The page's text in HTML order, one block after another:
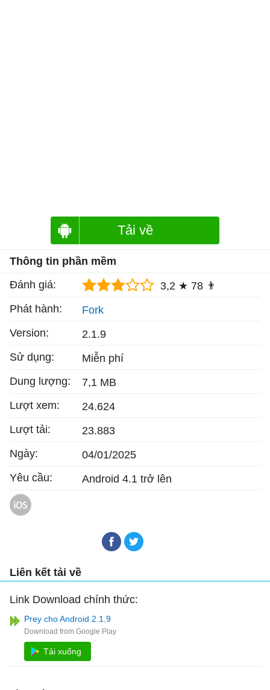
Tải về
Thông tin phần mềm
Đánh giá:
3,2 ★ 78 👨
Phát hành:
Fork
Version:
2.1.9
Sử dụng:
Miễn phí
Dung lượng:
7,1 MB
Lượt xem:
24.624
Lượt tải:
23.883
Ngày:
04/01/2025
Yêu cầu:
Android 4.1 trở lên
Liên kết tải về
Link Download chính thức:
Prey cho Android 2.1.9
Tải xuống